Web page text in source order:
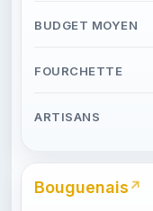
Bouguenais